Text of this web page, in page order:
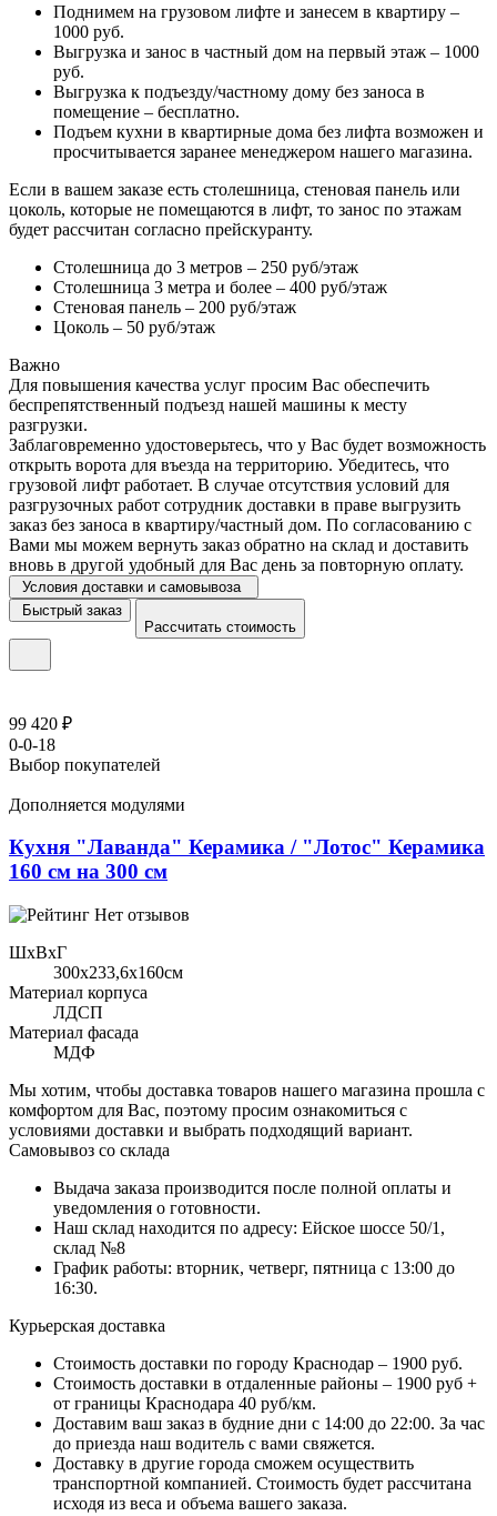
Поднимем на грузовом лифте и занесем в квартиру –
1000 руб.
Выгрузка и занос в частный дом на первый этаж – 1000
руб.
Выгрузка к подъезду/частному дому без заноса в
помещение – бесплатно.
Подъем кухни в квартирные дома без лифта возможен и
просчитывается заранее менеджером нашего магазина.
Если в вашем заказе есть столешница, стеновая панель или
цоколь, которые не помещаются в лифт, то занос по этажам
будет рассчитан согласно прейскуранту.
Столешница до 3 метров – 250 руб/этаж
Столешница 3 метра и более – 400 руб/этаж
Стеновая панель – 200 руб/этаж
Цоколь – 50 руб/этаж
Важно
Для повышения качества услуг просим Вас обеспечить
беспрепятственный подъезд нашей машины к месту
разгрузки.
Заблаговременно удостоверьтесь, что у Вас будет возможность
открыть ворота для въезда на территорию. Убедитесь, что
грузовой лифт работает. В случае отсутствия условий для
разгрузочных работ сотрудник доставки в праве выгрузить
заказ без заноса в квартиру/частный дом. По согласованию с
Вами мы можем вернуть заказ обратно на склад и доставить
вновь в другой удобный для Вас день за повторную оплату.
Условия доставки и самовывоза
Быстрый заказ
Рассчитать стоимость
99 420 ₽
0-0-18
Выбор покупателей
Дополняется модулями
Кухня "Лаванда" Керамика / "Лотос" Керамика
160 см на 300 см
Нет отзывов
ШхВхГ
300x233,6х160см
Материал корпуса
ЛДСП
Материал фасада
МДФ
Мы хотим, чтобы доставка товаров нашего магазина прошла с
комфортом для Вас, поэтому просим ознакомиться с
условиями доставки и выбрать подходящий вариант.
Самовывоз со склада
Выдача заказа производится после полной оплаты и
уведомления о готовности.
Наш склад находится по адресу: Ейское шоссе 50/1,
склад №8
График работы: вторник, четверг, пятница с 13:00 до
16:30.
Курьерская доставка
Стоимость доставки по городу Краснодар – 1900 руб.
Стоимость доставки в отдаленные районы – 1900 руб +
от границы Краснодара 40 руб/км.
Доставим ваш заказ в будние дни с 14:00 до 22:00. За час
до приезда наш водитель с вами свяжется.
Доставку в другие города сможем осуществить
транспортной компанией. Стоимость будет рассчитана
исходя из веса и объема вашего заказа.